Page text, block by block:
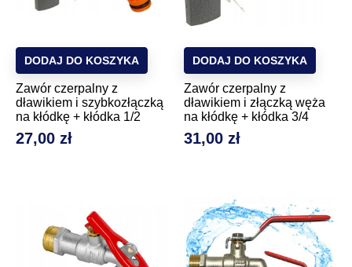
Zawór czerpalny z
dławikiem i szybkozłączką
na kłódkę + kłódka 1/2
Cena
27,00 zł
DODAJ DO KOSZYKA
Zawór czerpalny z
dławikiem i złączką węża
na kłódkę + kłódka 3/4
Cena
31,00 zł
DODAJ DO KOSZYKA